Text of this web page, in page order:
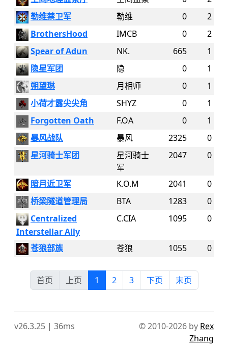
勒维禁卫军
勒维 0
2
BrothersHood
IMCB 0
2
Spear of Adun
NK. 665
1
隐星军团
隐 0
1
朔望琳
月相师 0
1
小荷才露尖尖角
SHYZ 0
1
Forgotten Oath
F.OA 0
1
暴风战队
暴风 2325
0
星河骑士军团
星河骑士
军
2047 0
暗月近卫军 K.O.M 2041
0
桥梁隧道管理局
BTA 1283
0
Centralized
Interstellar Ally
C.CIA 1095 0
苍狼部族 苍狼 1055 0
首页 上页 1 2 3 下页 末页
v26.3.25 | 36ms © 2010-2026 by Rex
Zhang